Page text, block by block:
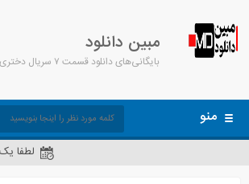
مبین دانلود
منو
لطفا